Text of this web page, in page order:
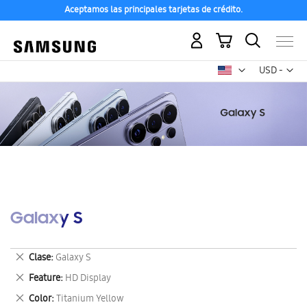
Aceptamos las principales tarjetas de crédito.
USD -
dólar
Mi carrito
Galaxy S
Clase Galaxy S
Eliminar
este
artículo
Feature HD Display
Eliminar
este
Color Titanium Yellow
Eliminar